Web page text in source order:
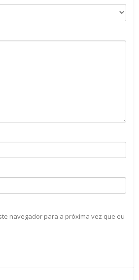
navegador para a próxima vez que eu